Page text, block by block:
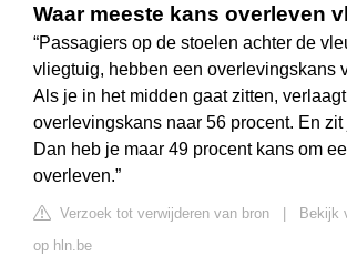
Waar meeste kans overleven
“Passagiers op de stoelen achter de
vliegtuig, hebben een overlevingskans
Als je in het midden gaat zitten,
overlevingskans naar 56 procent. En
Dan heb je maar 49 procent kans om
overleven.”
Verzoek tot verwijderen van bron
Bekijk
op hln.be